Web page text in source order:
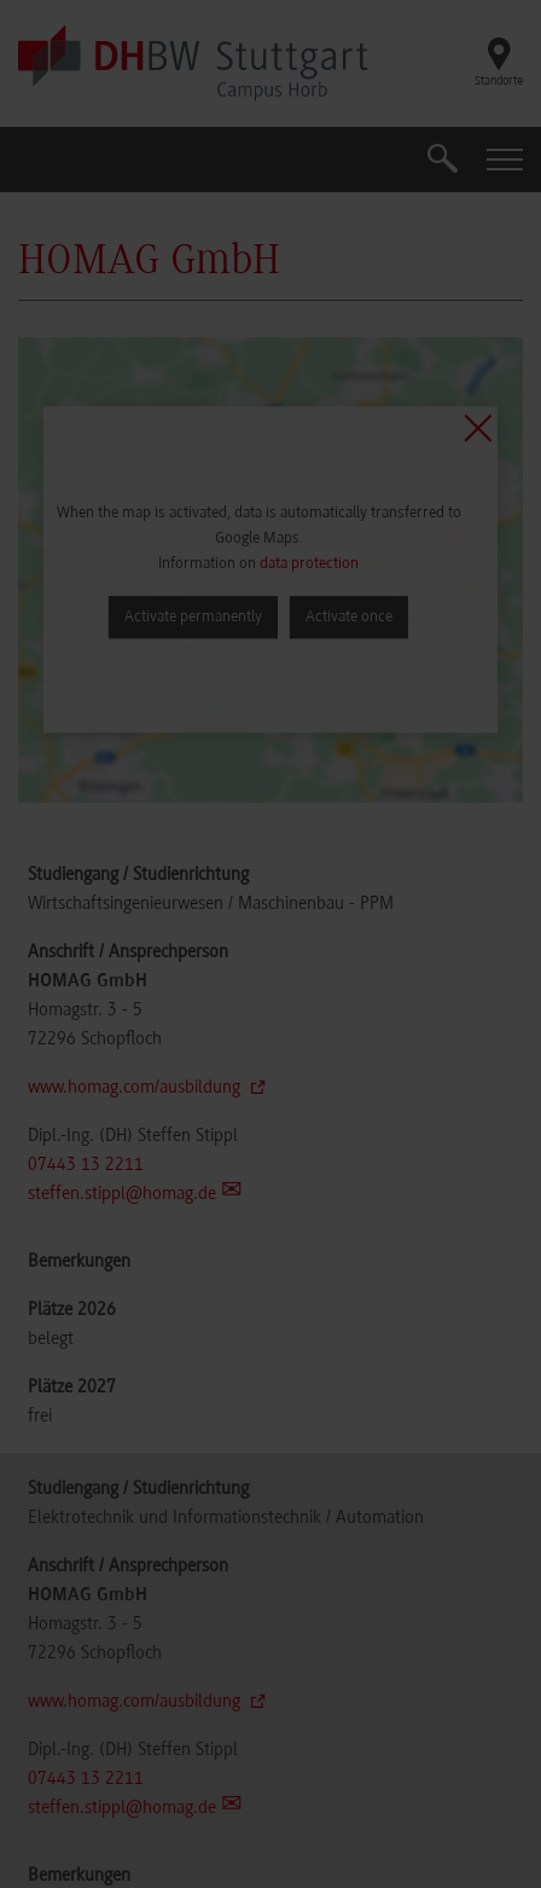
Skip to main content
Standorte
Search
HOMAG GmbH
When the map is activated, data is automatically transferred to
Google Maps.
Information on data protection
Activate permanently Activate once
Wirtschaftsingenieurwesen / Maschinenbau - PPM
HOMAG GmbH
Homagstr. 3 - 5
72296 Schopfloch
www.homag.com/ausbildung
Dipl.-Ing. (DH) Steffen Stippl
07443 13 2211
steffen.stippl@homag.de
belegt
frei
Elektrotechnik und Informationstechnik / Automation
HOMAG GmbH
Homagstr. 3 - 5
72296 Schopfloch
www.homag.com/ausbildung
Dipl.-Ing. (DH) Steffen Stippl
07443 13 2211
steffen.stippl@homag.de